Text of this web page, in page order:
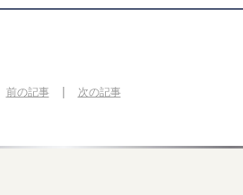
前の記事| 次の記事